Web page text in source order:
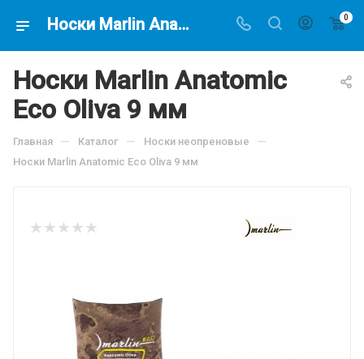
Носки Marlin Anatomic Eco Oliva 9 мм, по цене 3148.2 руб, купить в интернет-магазине подводной охоты Водолаз.РФ в Москве. - 0
Носки Marlin Anatomic
Eco Oliva 9 мм
Главная — Каталог — Носки неопреновые —
Носки Marlin Anatomic Eco Oliva 9 мм